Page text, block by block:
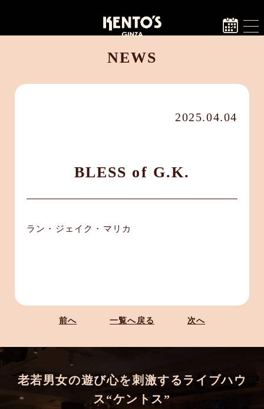
NEWS
2025.04.04
BLESS of G.K.
ラン・ジェイク・マリカ
前へ 一覧へ戻る 次へ
老若男女の遊び心を刺激するライブハウ
ス“ケントス”